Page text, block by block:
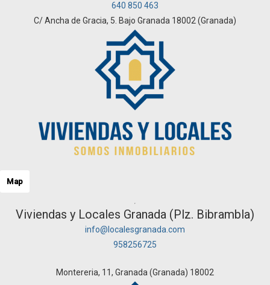
640 850 463
C/ Ancha de Gracia, 5. Bajo Granada 18002 (Granada)
Map
Viviendas y Locales Granada (Plz. Bibrambla)
info@localesgranada.com
958256725
Montereria, 11, Granada (Granada) 18002